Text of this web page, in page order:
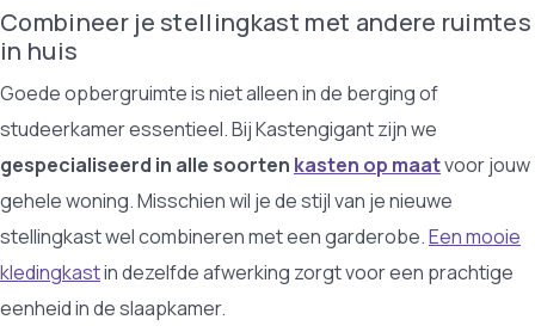
Combineer je stellingkast met andere ruimtes
in huis
Goede opbergruimte is niet alleen in de berging of
studeerkamer essentieel. Bij Kastengigant zijn we
gespecialiseerd in alle soorten kasten op maatvoor jouw
gehele woning. Misschien wil je de stijl van je nieuwe
stellingkast wel combineren met een garderobe.Een mooie
kledingkastin dezelfde afwerking zorgt voor een prachtige
eenheid in de slaapkamer.